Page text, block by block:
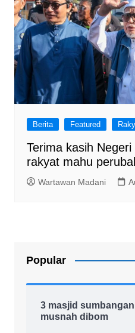
Berita Featured
Terima kasih
rakyat mahu
Wartawan Madani
Popular
3 masjid
musnah dibom